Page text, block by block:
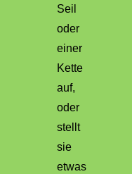
Seil
oder
einer
Kette
auf,
oder
stellt
sie
etwas